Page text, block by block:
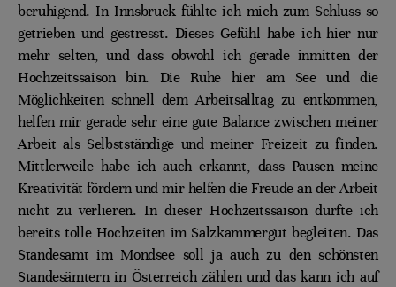
beruhigend. In Innsbruck fühlte ich mich zum Schluss so
getrieben und gestresst. Dieses Gefühl habe ich hier nur
mehr selten, und dass obwohl ich gerade inmitten der
Hochzeitssaison bin. Die Ruhe hier am See und die
Möglichkeiten schnell dem Arbeitsalltag zu entkommen,
helfen mir gerade sehr eine gute Balance zwischen meiner
Arbeit als Selbstständige undmeiner Freizeit zu finden.
Mittlerweile habe ich auch erkannt, dass Pausen meine
Kreativität fördern und mir helfen die Freude an der Arbeit
nicht zu verlieren. In dieser Hochzeitssaison durfte ich
bereits tolle Hochzeiten im Salzkammergut begleiten. Das
Standesamt im Mondsee soll ja auch zu den schönsten
Standesämtern in Österreich zählen und das kann ich auf